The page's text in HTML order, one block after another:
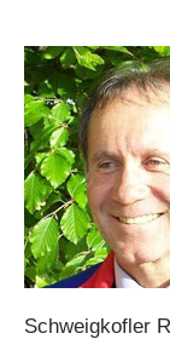
Aktuell
Schweigkofler